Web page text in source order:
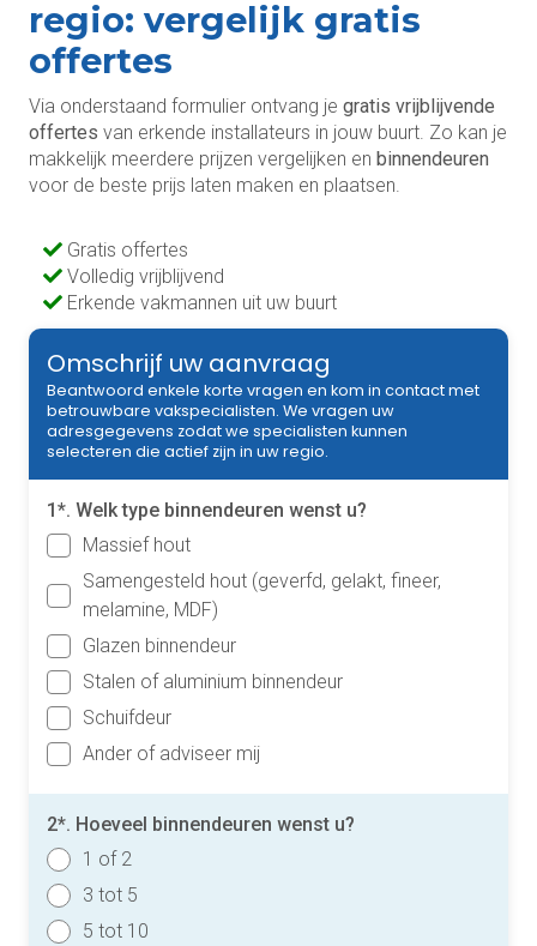
regio: vergelijk gratis
offertes
Via onderstaand formulier ontvang je gratis vrijblijvende
offertes van erkende installateurs in jouw buurt. Zo kan je
makkelijk meerdere prijzen vergelijken en binnendeuren
voor de beste prijs laten maken en plaatsen.
Gratis offertes
Volledig vrijblijvend
Erkende vakmannen uit uw buurt
Omschrijf uw aanvraag
Beantwoord enkele korte vragen en kom in contact met
betrouwbare vakspecialisten. We vragen uw
adresgegevens zodat we specialisten kunnen
selecteren die actief zijn in uw regio.
1*. Welk type binnendeuren wenst u?
Massief hout
Samengesteld hout (geverfd, gelakt, fineer,
melamine, MDF)
Glazen binnendeur
Stalen of aluminium binnendeur
Schuifdeur
Ander of adviseer mij
2*. Hoeveel binnendeuren wenst u?
1 of 2
3 tot 5
5 tot 10